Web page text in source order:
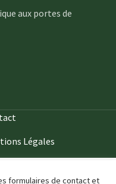
aux portes de
Légales
formulaires de contact et